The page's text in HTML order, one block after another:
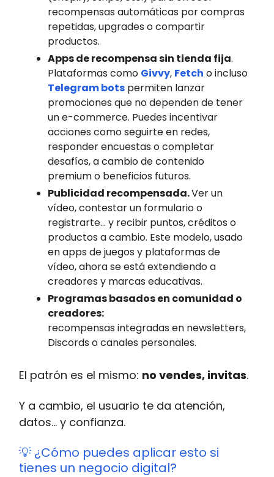
recompensas automáticas por compras
repetidas, upgrades o compartir
productos.
Apps de recompensa sin tienda fija.
Plataformas como Givvy, Fetch o incluso
Telegram bots permiten lanzar
promociones que no dependen de tener
un e-commerce. Puedes incentivar
acciones como seguirte en redes,
responder encuestas o completar
desafíos, a cambio de contenido
premium o beneficios futuros.
Publicidad recompensada.Ver un
vídeo, contestar un formulario o
registrarte… y recibir puntos, créditos o
productos a cambio. Este modelo, usado
en apps de juegos y plataformas de
vídeo, ahora se está extendiendo a
creadores y marcas educativas.
Programas basados en comunidad o
creadores:
recompensas integradas en newsletters,
Discords o canales personales.
El patrón es el mismo: no vendes, invitas.
Y a cambio, el usuario te da atención,
datos… y confianza.
💡 ¿Cómo puedes aplicar esto si
tienes un negocio digital?